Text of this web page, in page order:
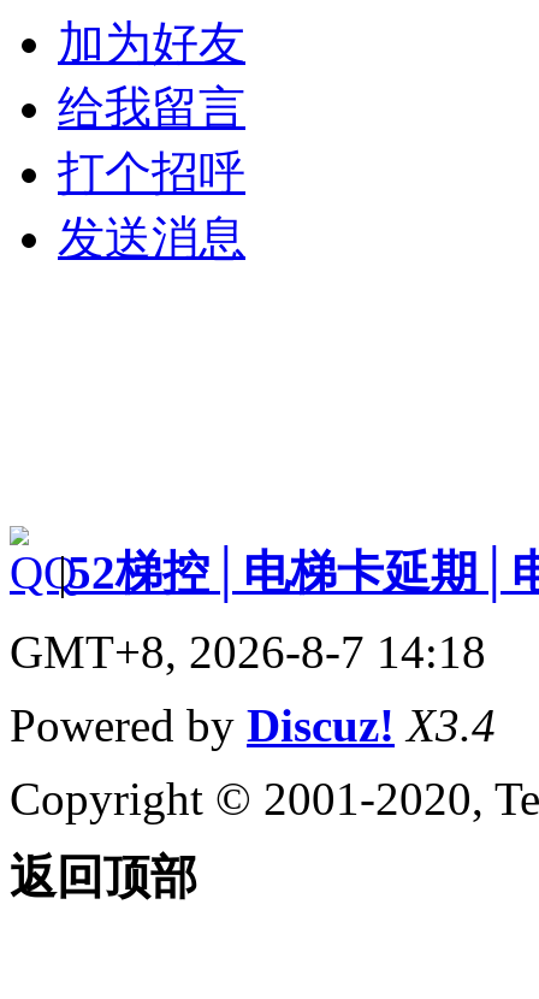
加为好友
给我留言
打个招呼
发送消息
|52梯控│电梯卡延期│
GMT+8, 2026-8-7 14:18
Powered by Discuz! X3.4
Copyright © 2001-2020,
返回顶部